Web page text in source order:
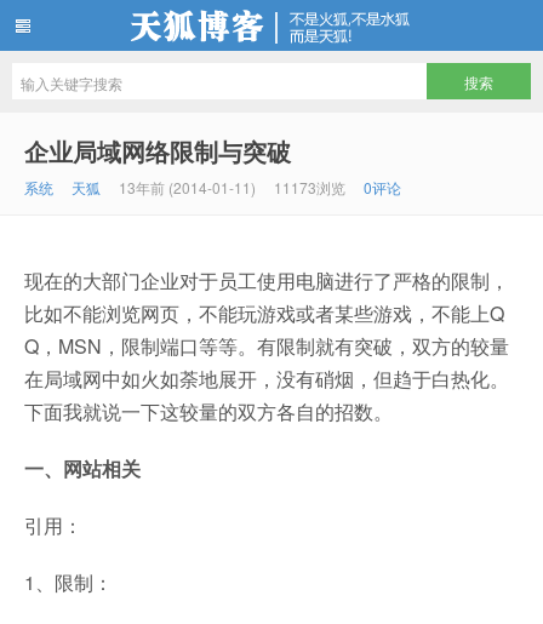
企业局域网络限制与突破
系统 天狐 13年前 (2014-01-11) 11173浏览 0评论
现在的大部门企业对于员工使用电脑进行了严格的限制，
比如不能浏览网页，不能玩游戏或者某些游戏，不能上Q
Q，MSN，限制端口等等。有限制就有突破，双方的较量
在局域网中如火如荼地展开，没有硝烟，但趋于白热化。
下面我就说一下这较量的双方各自的招数。
一、网站相关
引用：
1、限制：